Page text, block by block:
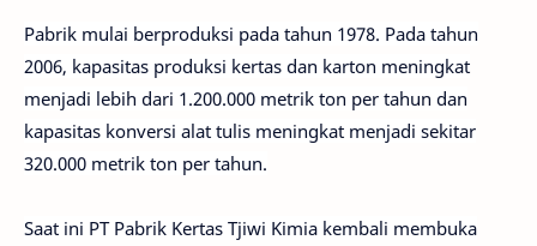
Pabrik mulai berproduksi pada tahun 1978. Pada tahun
2006, kapasitas produksi kertas dan karton meningkat
menjadi lebih dari 1.200.000 metrik ton per tahun dan
kapasitas konversi alat tulis meningkat menjadi sekitar
320.000 metrik ton per tahun.
Saat ini PT Pabrik Kertas Tjiwi Kimia kembali membuka